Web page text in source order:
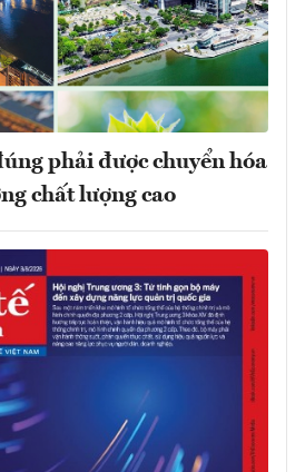
phải được chuyển hóa
chất lượng cao